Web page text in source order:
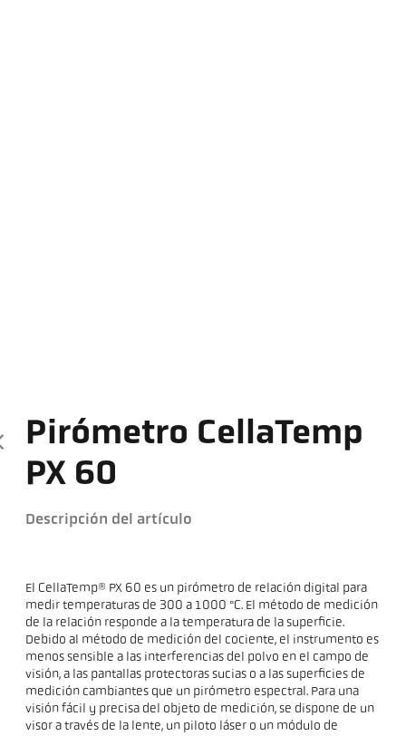
Pirómetro CellaTemp
PX 60
Descripción del artículo
El CellaTemp® PX 60 es un pirómetro de relación digital para
medir temperaturas de 300 a 1000 °C. El método de medición
de la relación responde a la temperatura de la superficie.
Debido al método de medición del cociente, el instrumento es
menos sensible a las interferencias del polvo en el campo de
visión, a las pantallas protectoras sucias o a las superficies de
medición cambiantes que un pirómetro espectral. Para una
visión fácil y precisa del objeto de medición, se dispone de un
visor a través de la lente, un piloto láser o un módulo de